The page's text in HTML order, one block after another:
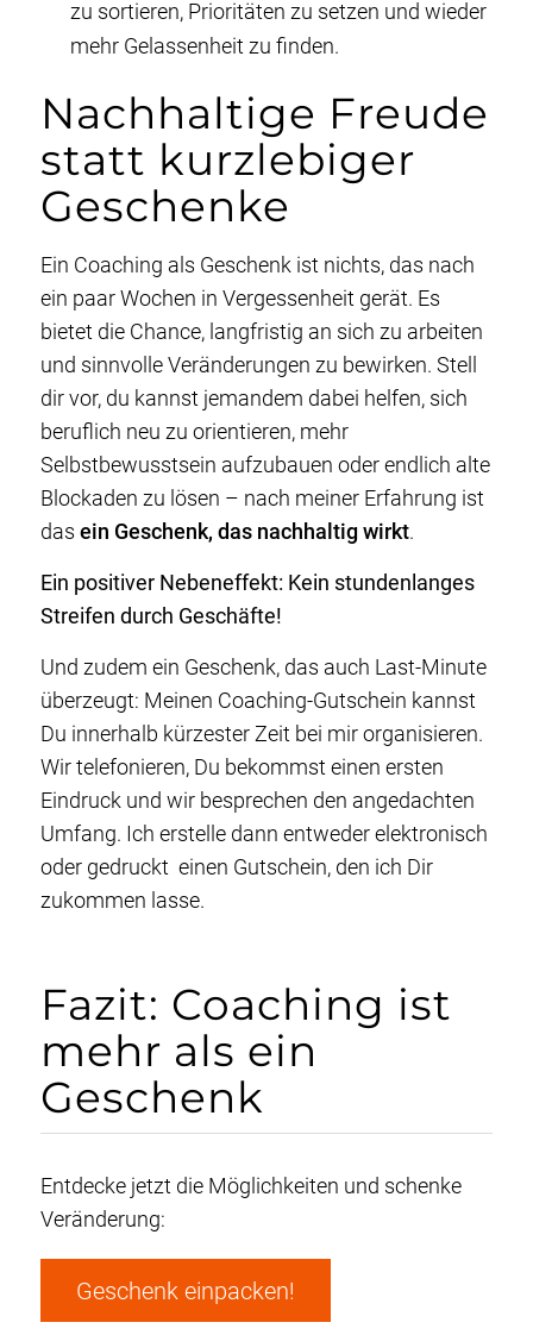
zu sortieren, Prioritäten zu setzen und wieder
mehr Gelassenheit zu finden.
Nachhaltige Freude
statt kurzlebiger
Geschenke
Ein Coaching als Geschenk ist nichts, das nach
ein paar Wochen in Vergessenheit gerät. Es
bietet die Chance, langfristig an sich zu arbeiten
und sinnvolle Veränderungen zu bewirken. Stell
dir vor, du kannst jemandem dabei helfen, sich
beruflich neu zu orientieren, mehr
Selbstbewusstsein aufzubauen oder endlich alte
Blockaden zu lösen – nach meiner Erfahrung ist
das ein Geschenk, das nachhaltig wirkt.
Ein positiver Nebeneffekt: Kein stundenlanges
Streifen durch Geschäfte!
Und zudem ein Geschenk, das auch Last-Minute
überzeugt: Meinen Coaching-Gutschein kannst
Du innerhalb kürzester Zeit bei mir organisieren.
Wir telefonieren, Du bekommst einen ersten
Eindruck und wir besprechen den angedachten
Umfang. Ich erstelle dann entweder elektronisch
oder gedruckt einen Gutschein, den ich Dir
zukommen lasse.
Fazit: Coaching ist
mehr als ein
Geschenk
Entdecke jetzt die Möglichkeiten und schenke
Veränderung:
Geschenk einpacken!